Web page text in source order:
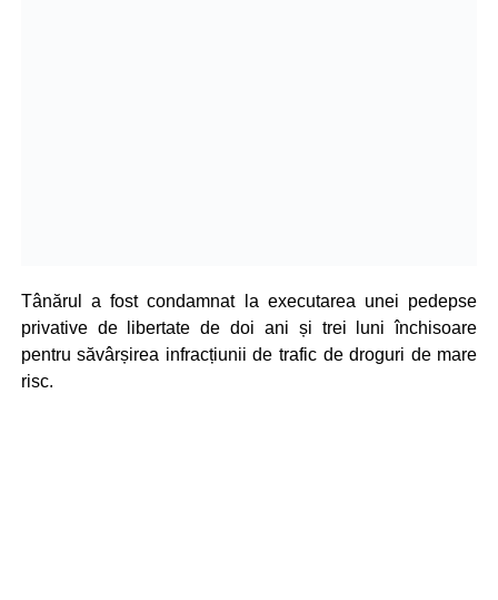
Tânărul a fost condamnat la executarea unei pedepse
privative de libertate de doi ani și trei luni închisoare
pentru săvârșirea infracțiunii de trafic de droguri de mare
risc.